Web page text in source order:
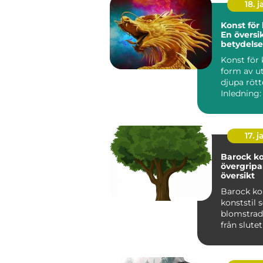
18.
Konst för
En
Konst för
form av
djupa
17.
Barock
översikt
Barock
konststil
från slutet
1700-t...